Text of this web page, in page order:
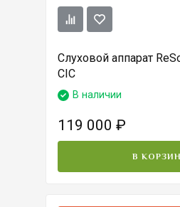
Слуховой аппарат
CIC
В наличии
119 000 ₽
В